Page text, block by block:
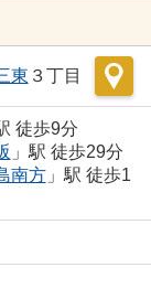
東 ３丁目
徒歩9分
」駅 徒歩29分
南方」駅 徒歩1